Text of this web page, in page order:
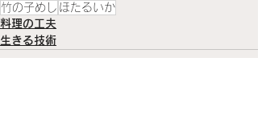
竹の子めし ほたるいか
料理の工夫
生きる技術